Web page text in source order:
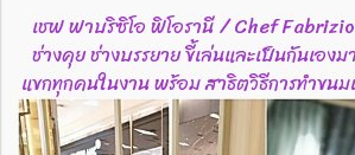
เชฟ ฟาบริซิโอ ฟิโอรานี / Chef
ช่างคุย ช่างบรรยาย ขี้เล่นและเป็นกันเอง
แขกทุกคนในงาน พร้อม สาธิตวิธีการทำขน